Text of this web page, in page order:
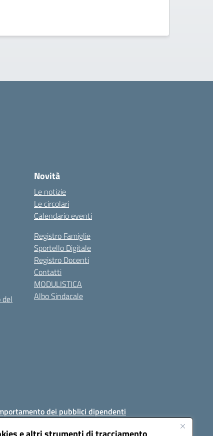
Novità
Le notizie
Le circolari
Calendario eventi
Registro Famiglie
Sportello Digitale
Registro Docenti
Contatti
MODULISTICA
Albo Sindacale
dei pubblici dipendenti